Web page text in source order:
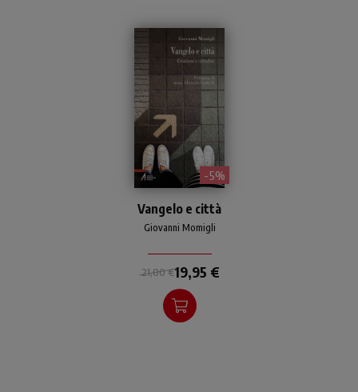
- 5%
cattolici, presenza creativa
e incisiva nella società per
Vangelo e città
Giovanni Momigli
21,00 €19,95 €